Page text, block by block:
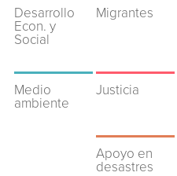
Desarrollo
Econ. y
Social
Migrantes
Medio
ambiente
Justicia
Apoyo en
desastres